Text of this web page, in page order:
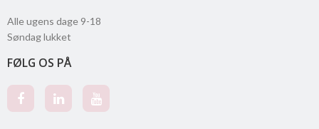
Alle ugens dage 9-18
Søndag lukket
FØLG OS PÅ